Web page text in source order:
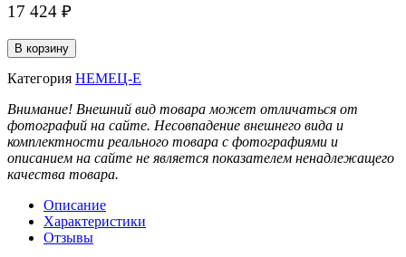
17 424 ₽
Количество
товара
Вал
(7911)
/
под
стопор/
Е-302
В корзину
Категория НЕМЕЦ-Е
Внимание! Внешний вид товара может отличаться от
фотографий на сайте. Несовпадение внешнего вида и
комплектности реального товара с фотографиями и
описанием на сайте не является показателем ненадлежащего
качества товара.
Описание
Характеристики
Отзывы